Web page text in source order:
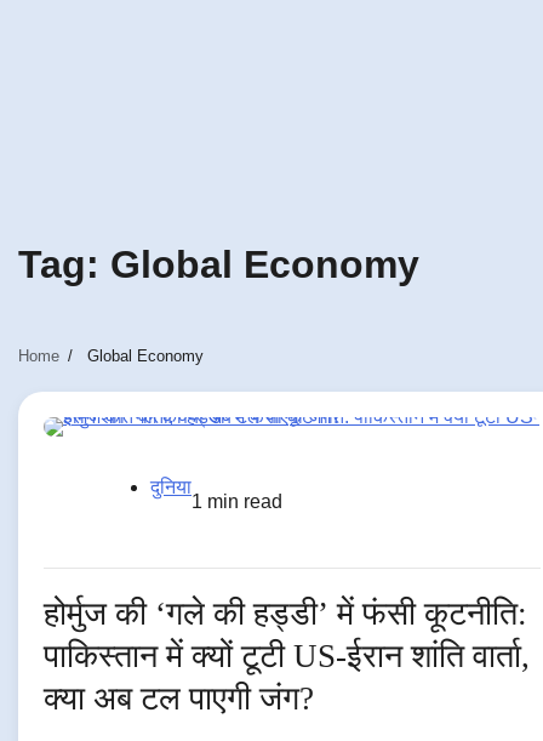
Tag: Global Economy
Home Global Economy
दुनिया
1 min read
होर्मुज की ‘गले की हड्डी’ में फंसी कूटनीति:
पाकिस्तान में क्यों टूटी US-ईरान शांति वार्ता,
क्या अब टल पाएगी जंग?